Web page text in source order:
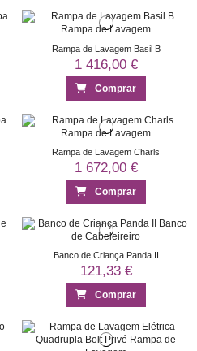
Rampa de Lavagem Basil B
1 416,00 €
Comprar
Rampa de Lavagem Charls
1 672,00 €
Comprar
Banco de Criança Panda II
121,33 €
Comprar